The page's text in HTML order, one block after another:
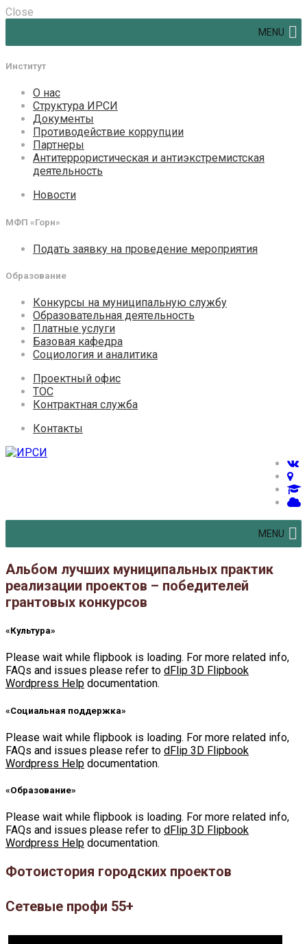
Close
MENU
Институт
О нас
Структура ИРСИ
Документы
Противодействие коррупции
Партнеры
Антитеррористическая и антиэкстремистская
деятельность
Новости
МФП «Горн»
Подать заявку на проведение мероприятия
Образование
Конкурсы на муниципальную службу
Образовательная деятельность
Платные услуги
Базовая кафедра
Социология и аналитика
Проектный офис
ТОС
Контрактная служба
Контакты
MENU
Альбом лучших муниципальных практик
реализации проектов – победителей
грантовых конкурсов
«Культура»
Please wait while flipbook is loading. For more related info,
FAQs and issues please refer to dFlip 3D Flipbook
Wordpress Help documentation.
«Социальная поддержка»
Please wait while flipbook is loading. For more related info,
FAQs and issues please refer to dFlip 3D Flipbook
Wordpress Help documentation.
«Образование»
Please wait while flipbook is loading. For more related info,
FAQs and issues please refer to dFlip 3D Flipbook
Wordpress Help documentation.
Фотоистория городских проектов
Сетевые профи 55+